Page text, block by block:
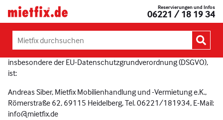
Inhalt
Mietfix®
Geräte
Maschinen
mieten
in
Heidelberg
Reservierungen und Infos
06221 / 18 19 34
durchsuchen:
Datenschutzhinweis
Verantwortliche Stelle im Sinne der Datenschutzgesetze,
insbesondere der EU-Datenschutzgrundverordnung (DSGVO),
ist:
Andreas Siber, Mietfix Mobilienhandlung und -Vermietung e.K.,
Römerstraße 62, 69115 Heidelberg, Tel. 06221/181934, E-Mail:
info@mietfix.de